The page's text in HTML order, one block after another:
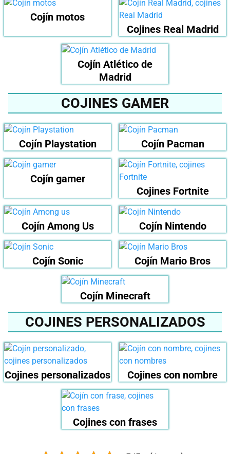
Cojín motos
Cojines Real Madrid
Cojín Atlético de
Madrid
COJINES GAMER
Cojín Playstation Cojín Pacman
Cojín gamer
Cojines Fortnite
Cojín Among Us Cojín Nintendo
Cojín Sonic Cojín Mario Bros
Cojín Minecraft
COJINES PERSONALIZADOS
Cojines personalizados Cojines con nombre
Cojines con frases